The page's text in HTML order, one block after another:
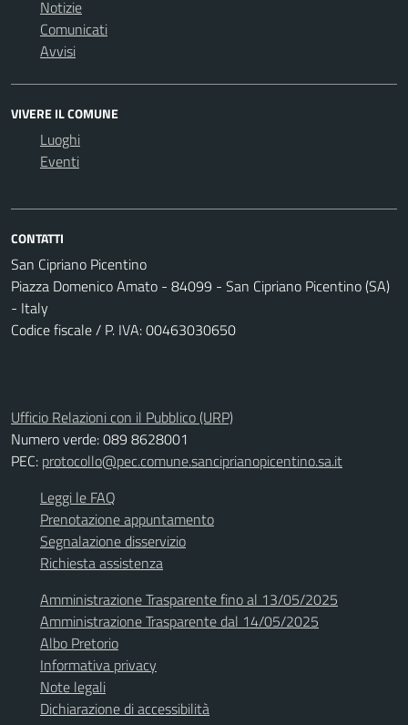
Notizie
Comunicati
Avvisi
VIVERE IL COMUNE
Luoghi
Eventi
CONTATTI
San Cipriano Picentino
Piazza Domenico Amato - 84099 - San Cipriano Picentino (SA)
- Italy
Codice fiscale / P. IVA: 00463030650
Ufficio Relazioni con il Pubblico (URP)
Numero verde: 089 8628001
PEC: protocollo@pec.comune.sanciprianopicentino.sa.it
Leggi le FAQ
Prenotazione appuntamento
Segnalazione disservizio
Richiesta assistenza
Amministrazione Trasparente fino al 13/05/2025
Amministrazione Trasparente dal 14/05/2025
Albo Pretorio
Informativa privacy
Note legali
Dichiarazione di accessibilità